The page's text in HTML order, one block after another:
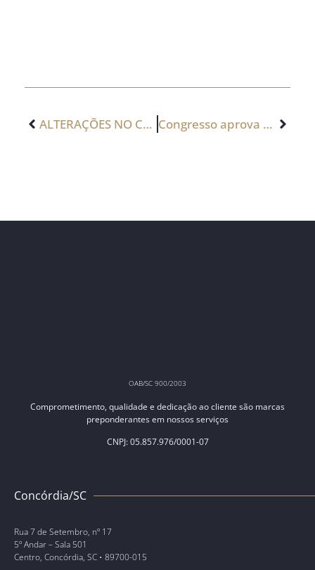
ALTERAÇÕES NO CÓDIGO DE TRÂNSITO BRASILEIRO PASSAM A VALER NESTE MÊS Congresso aprova projeto que permite cobrança de pedágios por trecho rodado
OAB/SC 900/2003
Comprometimento, qualidade e dedicação ao cliente são marcas
preponderantes em nossos serviços
CNPJ: 05.857.976/0001-07
Concórdia/SC
Rua 7 de Setembro, nº 17
5º Andar – Sala 501
Centro, Concórdia, SC • 89700-015